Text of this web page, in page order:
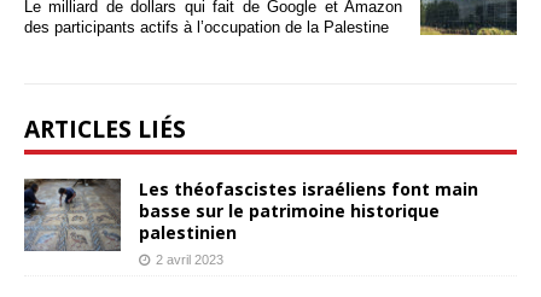
Le milliard de dollars qui fait de Google et Amazon
des participants actifs à l’occupation de la Palestine
ARTICLES LIÉS
Les théofascistes israéliens font main
basse sur le patrimoine historique
palestinien
2 avril 2023